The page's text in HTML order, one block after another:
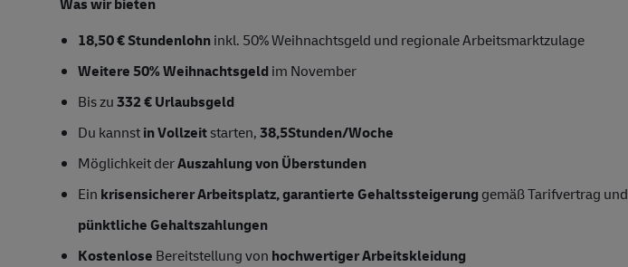
18,50 € Stundenlohninkl. 50% Weihnachtsgeld und regionale Arbeitsmarktzulage
Weitere 50% Weihnachtsgeldim November
Bis zu332 € Urlaubsgeld
Du kannstin Vollzeitstarten,38,5Stunden/Woche
Möglichkeit derAuszahlung von Überstunden
Ein krisensicherer Arbeitsplatz, garantierte Gehaltssteigerung gemäß Tarifvertrag und
pünktliche Gehaltszahlungen
Kostenlose Bereitstellung von hochwertiger Arbeitskleidung